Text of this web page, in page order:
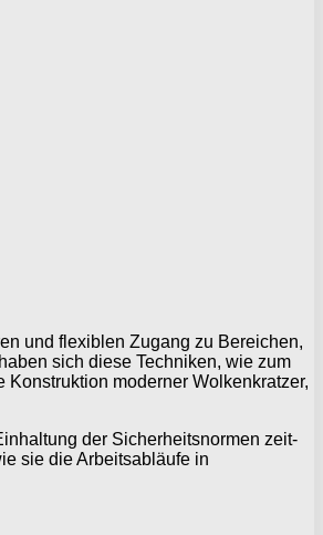
und flexiblen Zugang zu Bereichen,
haben sich diese Techniken, wie zum
moderner Wolkenkratzer,
der Sicherheitsnormen zeit-
sie die Arbeitsabläufe in